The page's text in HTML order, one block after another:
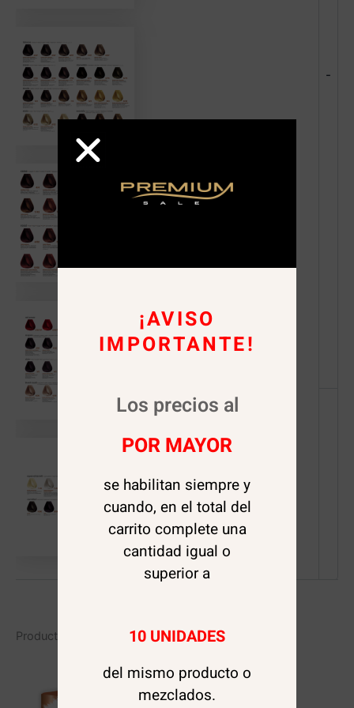
-
Productos relacionados
¡AVISO
IMPORTANTE!
Los precios al
POR MAYOR
se habilitan siempre y
cuando, en el total del
carrito complete una
cantidad igual o
superior a
10 UNIDADES
del mismo producto o
mezclados.